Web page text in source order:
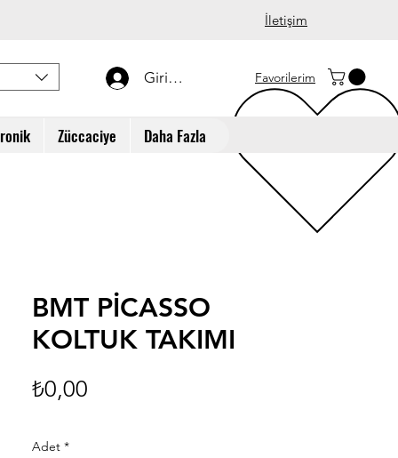
İletişim
Giriş Yap Favorilerim
Züccaciye Daha Fazla
BMT PİCASSO
KOLTUK TAKIMI
₺0,00
Adet *